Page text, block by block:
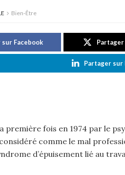
Bien-Être
Facebook
Partager sur
première fois en 1974 par le
comme le mal
d’épuisement lié au